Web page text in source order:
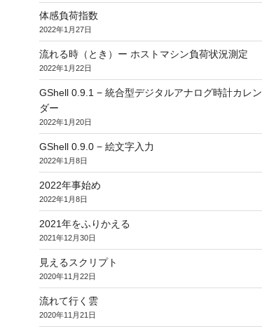
体感負荷指数
2022年1月27日
流れる時（とき）ー ホストマシン負荷状況測定
2022年1月22日
GShell 0.9.1 − 統合型デジタルアナログ時計カレン
ダー
2022年1月20日
GShell 0.9.0 − 絵文字入力
2022年1月8日
2022年事始め
2022年1月8日
2021年をふりかえる
2021年12月30日
見えるスクリプト
2020年11月22日
流れて行く雲
2020年11月21日